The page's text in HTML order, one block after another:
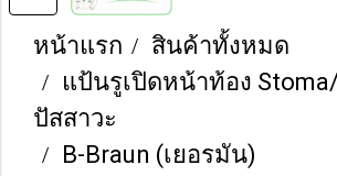
หน้าแรก
สินค้าทั้งหมด
แป้นรูเปิดหน้าท้อง
ปัสสาวะ
B-Braun (เยอรมัน)